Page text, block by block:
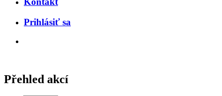
Prihlásiť sa
Přehled akcí